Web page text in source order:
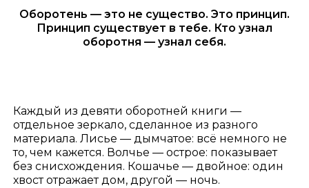
Оборотень — это не существо. Это принцип.
Принцип существует в тебе. Кто узнал
оборотня — узнал себя.
Каждый из девяти оборотней книги —
отдельное зеркало, сделанное из разного
материала. Лисье — дымчатое: всё немного не
то, чем кажется. Волчье — острое: показывает
без снисхождения. Кошачье — двойное: один
хвост отражает дом, другой — ночь.